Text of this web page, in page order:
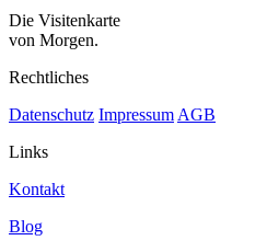
Die Visitenkarte
von Morgen.
Rechtliches
Datenschutz Impressum AGB
Links
Kontakt
Blog